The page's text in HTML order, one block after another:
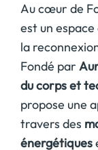
Au cœur de
est un
la
Fondé par
du corps et
propose une
travers des
énergétiques